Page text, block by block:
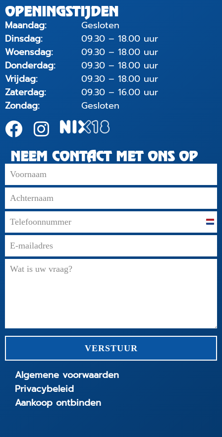
OPENINGSTIJDEN
Maandag:
Dinsdag:
Woensdag:
Donderdag:
Vrijdag:
Zaterdag:
Zondag:
Gesloten
09.30 – 18.00 uur
09.30 – 18.00 uur
09.30 – 18.00 uur
09.30 – 18.00 uur
09.30 – 16.00 uur
Gesloten
NEEM CONTACT MET ONS OP
+31
VERSTUUR
Algemene voorwaarden
Privacybeleid
Aankoop ontbinden